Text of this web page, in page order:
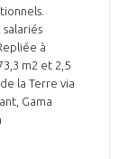
salariés
à
m2 et 2,5
la Terre via
Gama